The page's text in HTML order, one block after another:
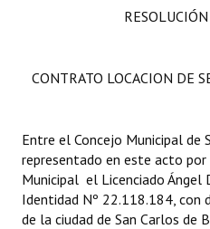
CONTRATO LOCACION DE
Entre el Concejo Municipal de
representado en este acto
Municipal el Licenciado Ángel
Identidad Nº 22.118.184, con
de la ciudad de San Carlos de